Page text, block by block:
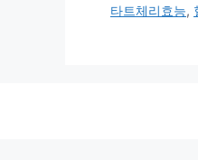
고
그
타트체리효능,